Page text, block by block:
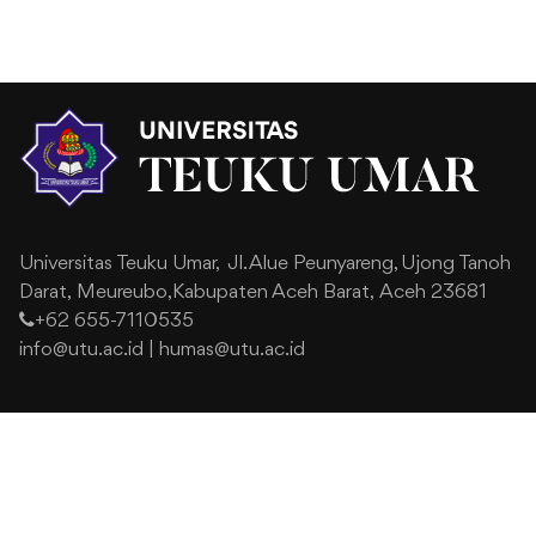
Universitas Teuku Umar, Jl. Alue Peunyareng, Ujong Tanoh
Darat, Meureubo,Kabupaten Aceh Barat, Aceh 23681
+62 655-7110535
info@utu.ac.id
humas@utu.ac.id